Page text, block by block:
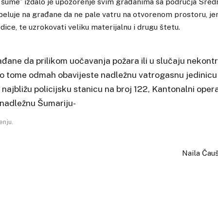
na građane da ne pale vatru na otvorenom prostoru,
te uzrokovati veliku materijalnu i drugu štetu.
da prilikom uočavanja požara ili u slučaju
tome odmah obavijeste nadležnu vatrogasnu
policijsku stanicu na broj 122, Kantonalni
Šumariju-
Naila